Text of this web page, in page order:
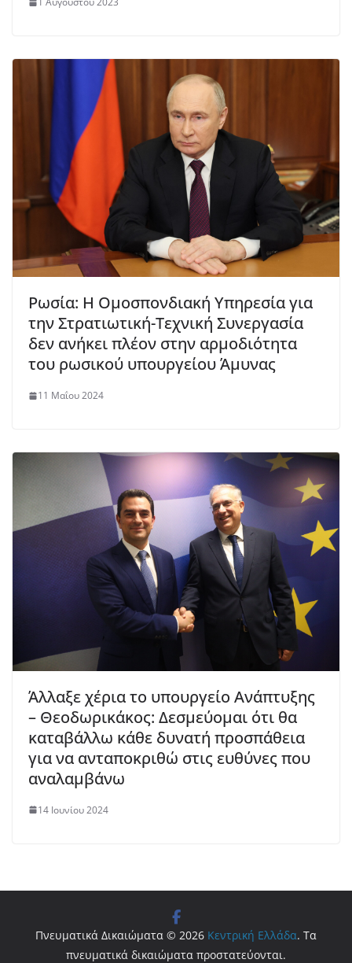
Ρωσία: Η Ομοσπονδιακή Υπηρεσία για
την Στρατιωτική-Τεχνική Συνεργασία
δεν ανήκει πλέον στην αρμοδιότητα
του ρωσικού υπουργείου Άμυνας
11 Μαΐου 2024
Άλλαξε χέρια το υπουργείο Ανάπτυξης
– Θεοδωρικάκος: Δεσμεύομαι ότι θα
καταβάλλω κάθε δυνατή προσπάθεια
για να ανταποκριθώ στις ευθύνες που
αναλαμβάνω
14 Ιουνίου 2024
Πνευματικά Δικαιώματα © 2026 Κεντρική Ελλάδα. Τα
πνευματικά δικαιώματα προστατεύονται.